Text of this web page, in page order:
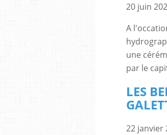
20 juin
A
une
par le
LES
22 janvier